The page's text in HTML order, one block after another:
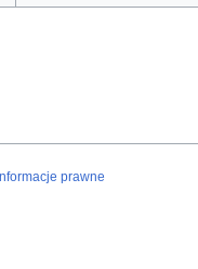
Informacje prawne